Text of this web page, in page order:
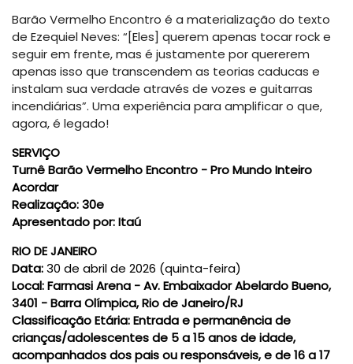
Barão Vermelho Encontro é a materialização do texto
de Ezequiel Neves: “[Eles] querem apenas tocar rock e
seguir em frente, mas é justamente por quererem
apenas isso que transcendem as teorias caducas e
instalam sua verdade através de vozes e guitarras
incendiárias”. Uma experiência para amplificar o que,
agora, é legado!
SERVIÇO
Turnê Barão Vermelho Encontro - Pro Mundo Inteiro
Acordar
Realização:30e
Apresentado por:Itaú
RIO DE JANEIRO
Data:30 de abril de 2026 (quinta-feira)
Local:Farmasi Arena - Av. Embaixador Abelardo Bueno,
3401 - Barra Olímpica, Rio de Janeiro/RJ
Classificação Etária:Entrada e permanência de
crianças/adolescentes de 5 a 15 anos de idade,
acompanhados dos pais ou responsáveis, e de 16 a 17